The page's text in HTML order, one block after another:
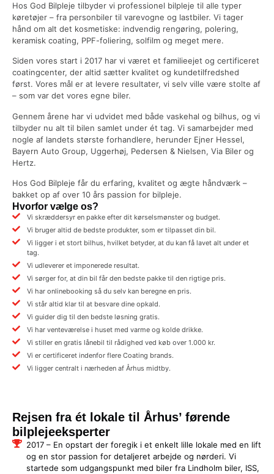
Hos God Bilpleje tilbyder vi professionel bilpleje til alle typer
køretøjer – fra personbiler til varevogne og lastbiler. Vi tager
hånd om alt det kosmetiske: indvendig rengøring, polering,
keramisk coating, PPF-foliering, solfilm og meget mere.
Siden vores start i 2017 har vi været et familieejet og certificeret
coatingcenter, der altid sætter kvalitet og kundetilfredshed
først. Vores mål er at levere resultater, vi selv ville være stolte af
– som var det vores egne biler.
Gennem årene har vi udvidet med både vaskehal og bilhus, og vi
tilbyder nu alt til bilen samlet under ét tag. Vi samarbejder med
nogle af landets største forhandlere, herunder Ejner Hessel,
Bayern Auto Group, Uggerhøj, Pedersen & Nielsen, Via Biler og
Hertz.
Hos God Bilpleje får du erfaring, kvalitet og ægte håndværk –
bakket op af over 10 års passion for bilpleje.
Hvorfor vælge os?
Vi skræddersyr en pakke efter dit kørselsmønster og budget.
Vi bruger altid de bedste produkter, som er tilpasset din bil.
Vi ligger i et stort bilhus, hvilket betyder, at du kan få lavet alt under et
tag.
Vi udleverer et imponerede resultat.
Vi sørger for, at din bil får den bedste pakke til den rigtige pris.
Vi har onlinebooking så du selv kan beregne en pris.
Vi står altid klar til at besvare dine opkald.
Vi guider dig til den bedste løsning gratis.
Vi har venteværelse i huset med varme og kolde drikke.
Vi stiller en gratis lånebil til rådighed ved køb over 1.000 kr.
Vi er certificeret indenfor flere Coating brands.
Vi ligger centralt i nærheden af Århus midtby.
Rejsen fra ét lokale til Århus’ førende
bilplejeeksperter
2017 – En opstart der foregik i et enkelt lille lokale med en lift
og en stor passion for detaljeret arbejde og nørderi. Vi
startede som udgangspunkt med biler fra Lindholm biler, ISS,